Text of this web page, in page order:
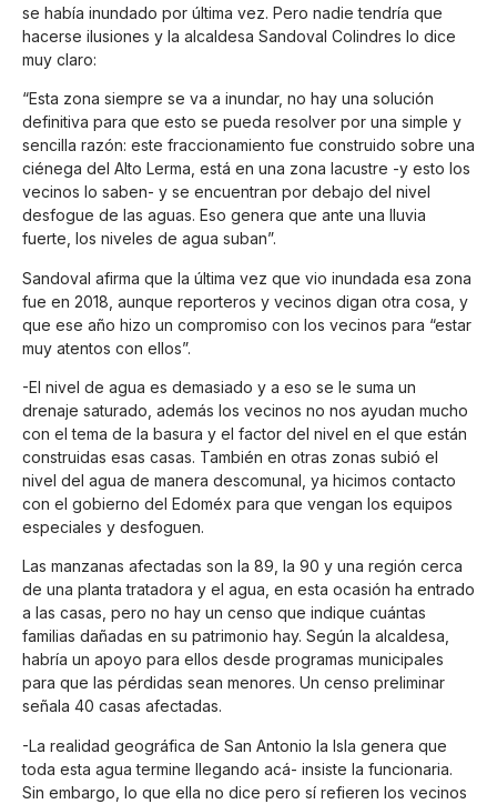
se había inundado por última vez. Pero nadie tendría que
hacerse ilusiones y la alcaldesa Sandoval Colindres lo dice
muy claro:
“Esta zona siempre se va a inundar, no hay una solución
definitiva para que esto se pueda resolver por una simple y
sencilla razón: este fraccionamiento fue construido sobre una
ciénega del Alto Lerma, está en una zona lacustre -y esto los
vecinos lo saben- y se encuentran por debajo del nivel
desfogue de las aguas. Eso genera que ante una lluvia
fuerte, los niveles de agua suban”.
Sandoval afirma que la última vez que vio inundada esa zona
fue en 2018, aunque reporteros y vecinos digan otra cosa, y
que ese año hizo un compromiso con los vecinos para “estar
muy atentos con ellos”.
-El nivel de agua es demasiado y a eso se le suma un
drenaje saturado, además los vecinos no nos ayudan mucho
con el tema de la basura y el factor del nivel en el que están
construidas esas casas. También en otras zonas subió el
nivel del agua de manera descomunal, ya hicimos contacto
con el gobierno del Edoméx para que vengan los equipos
especiales y desfoguen.
Las manzanas afectadas son la 89, la 90 y una región cerca
de una planta tratadora y el agua, en esta ocasión ha entrado
a las casas, pero no hay un censo que indique cuántas
familias dañadas en su patrimonio hay. Según la alcaldesa,
habría un apoyo para ellos desde programas municipales
para que las pérdidas sean menores. Un censo preliminar
señala 40 casas afectadas.
-La realidad geográfica de San Antonio la Isla genera que
toda esta agua termine llegando acá- insiste la funcionaria.
Sin embargo, lo que ella no dice pero sí refieren los vecinos